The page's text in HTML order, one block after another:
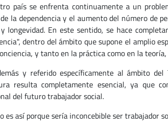
país se enfrenta continuamente a un
la dependencia y el aumento del número de
longevidad. En este sentido, se hace
dentro del ámbito que supone el amplio
y tanto en la práctica como en la
y referido específicamente al ámbito del
resulta completamente esencial, ya que
del futuro trabajador social.
así porque sería inconcebible ser trabajador